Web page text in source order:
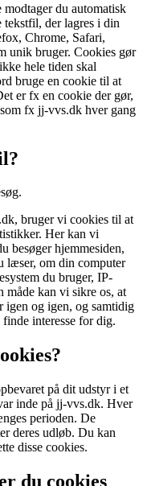
modtager du automatisk
der lagres i din
Chrome, Safari,
unik bruger. Cookies gør
hele tiden skal
bruge en cookie til at
er fx en cookie der gør,
fx jj-vvs.dk hver gang
bruger vi cookies til at
Her kan vi
besøger hjemmesiden,
læser, om din computer
du bruger, IP-
måde kan vi sikre os, at
igen og igen, og samtidig
interesse for dig.
på dit udstyr i et
inde på jj-vvs.dk. Hver
perioden. De
deres udløb. Du kan
disse cookies.
du cookies